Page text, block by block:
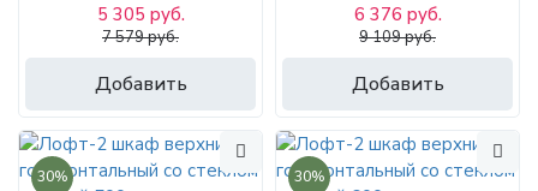
Добавить
5 305 руб.
7 579 руб.
Добавить
6 376 руб.
9 109 руб.
30% 30%